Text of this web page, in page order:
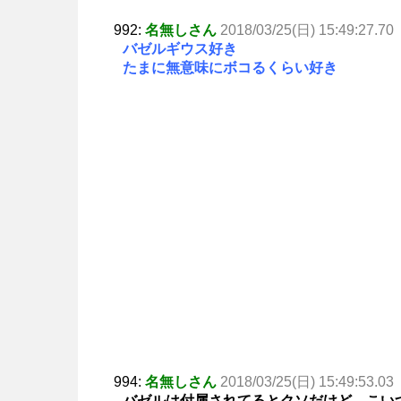
992: 名無しさん 2018/03/25(日) 15:49:27.70
バゼルギウス好き
たまに無意味にボコるくらい好き
994: 名無しさん 2018/03/25(日) 15:49:53.03